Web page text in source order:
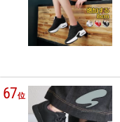
67位